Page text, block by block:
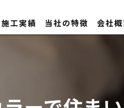
施工実績 当社の特徴
見積もり
会社